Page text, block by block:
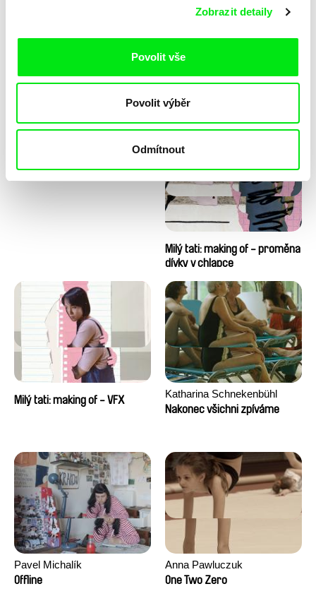
Zobrazit detaily
Povolit vše
Povolit výběr
Odmítnout
Milý tati: making of - animace
Milý tati: making of - proměna
dívky v chlapce
Milý tati: making of - VFX
Katharina Schnekenbühl
Nakonec všichni zpíváme
Pavel Michalík
Offline
Anna Pawluczuk
One Two Zero